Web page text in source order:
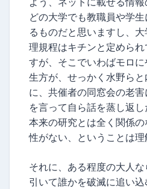
どの大学でも教職員や学
るものだと思いますし、
理規程はキチンと定めら
すが、そこでいわばモロ
生方が、せっかく水野ら
に、共催者の同窓会の老
を言って自ら話を蒸し返
本来の研究とは全く関係
性がない、ということは理
それに、ある程度の大人
引いて誰かを破滅に追い